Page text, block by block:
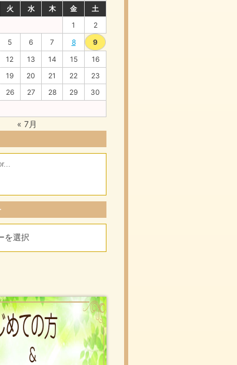
火 水 木 金
土
1
2
5 6 7 8
9
12 13 14 15
16
19 20 21 22
23
26 27 28 29
30
« 7月